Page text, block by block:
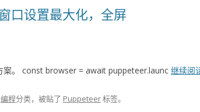
口设置最大化，全屏
案。 const browser = await puppeteer.launc 继续阅
编程分类，被贴了 Puppeteer标签。